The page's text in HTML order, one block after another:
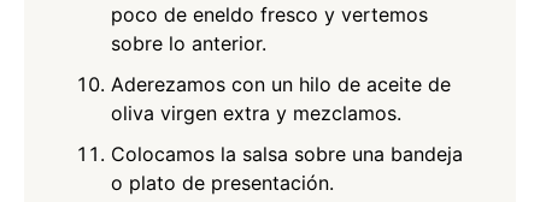
poco de eneldo fresco y vertemos
sobre lo anterior.
Aderezamos con un hilo de aceite de
oliva virgen extra y mezclamos.
Colocamos la salsa sobre una bandeja
o plato de presentación.